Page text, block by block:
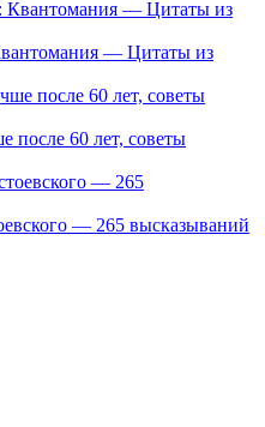
— Цитаты из
после 60 лет, советы
— 265 высказываний